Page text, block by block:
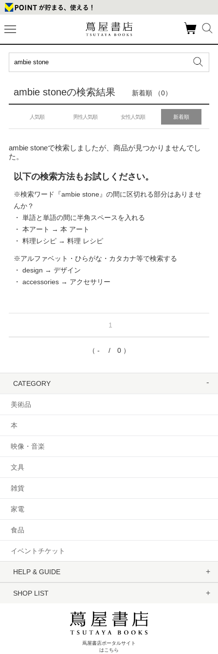
ambie stoneの検索結果 新着順 （0）
人気順 男性人気順 女性人気順 新着順
ambie stoneで検索しましたが、商品が見つかりませんでし
た。
以下の検索方法もお試しください。
※検索ワード『ambie stone』の間に区切れる部分はありませ
んか？
・ 単語と単語の間に半角スペースを入れる
・ 本アート → 本 アート
・ 料理レシピ → 料理 レシピ
※アルファベット・ひらがな・カタカナ等で検索する
・ design → デザイン
・ accessories → アクセサリー
1
（ - / 0 ）
CATEGORY
美術品
本
映像・音楽
文具
雑貨
家電
食品
イベントチケット
HELP & GUIDE
SHOP LIST
蔦屋書店ポータルサイト
はこちら